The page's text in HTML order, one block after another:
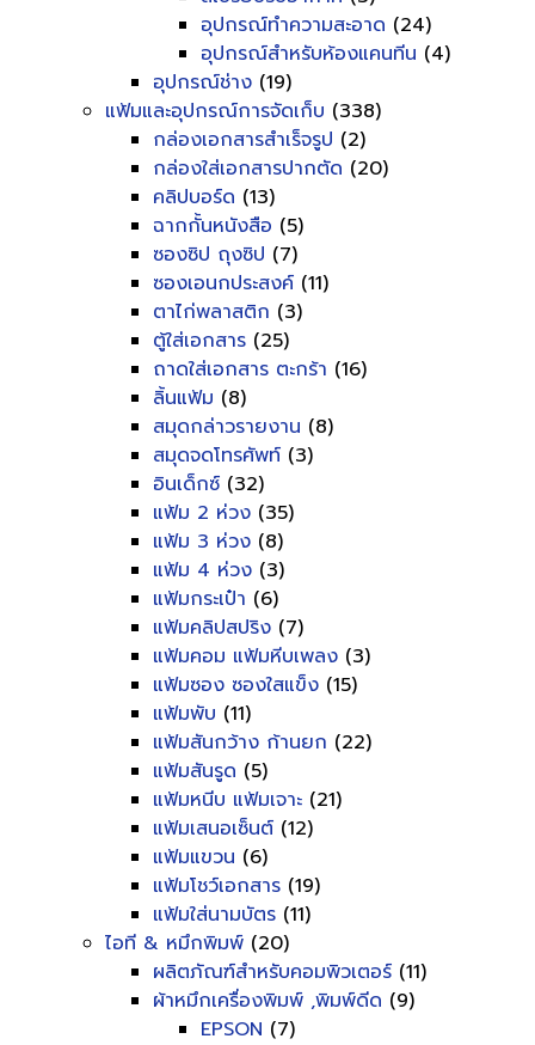
อุปกรณ์ทำความสะอาด (24)
อุปกรณ์สำหรับห้องแคนทีน (4)
อุปกรณ์ช่าง (19)
แฟ้มและอุปกรณ์การจัดเก็บ (338)
กล่องเอกสารสำเร็จรูป (2)
กล่องใส่เอกสารปากตัด (20)
คลิปบอร์ด (13)
ฉากกั้นหนังสือ (5)
ซองซิป ถุงซิป (7)
ซองเอนกประสงค์ (11)
ตาไก่พลาสติก (3)
ตู้ใส่เอกสาร (25)
ถาดใส่เอกสาร ตะกร้า (16)
ลิ้นแฟ้ม (8)
สมุดกล่าวรายงาน (8)
สมุดจดโทรศัพท์ (3)
อินเด็กซ์ (32)
แฟ้ม 2 ห่วง (35)
แฟ้ม 3 ห่วง (8)
แฟ้ม 4 ห่วง (3)
แฟ้มกระเป๋า (6)
แฟ้มคลิปสปริง (7)
แฟ้มคอม แฟ้มหีบเพลง (3)
แฟ้มซอง ซองใสแข็ง (15)
แฟ้มพับ (11)
แฟ้มสันกว้าง ก้านยก (22)
แฟ้มสันรูด (5)
แฟ้มหนีบ แฟ้มเจาะ (21)
แฟ้มเสนอเซ็นต์ (12)
แฟ้มแขวน (6)
แฟ้มโชว์เอกสาร (19)
แฟ้มใส่นามบัตร (11)
ไอที & หมึกพิมพ์ (20)
ผลิตภัณฑ์สำหรับคอมพิวเตอร์ (11)
ผ้าหมึกเครื่องพิมพ์ ,พิมพ์ดีด (9)
EPSON (7)